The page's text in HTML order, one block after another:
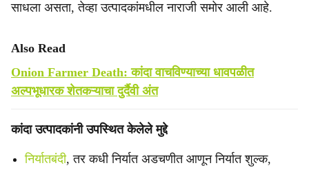
साधला असता, तेव्हा उत्पादकांमधील नाराजी समोर आली आहे.
Also Read
Onion Farmer Death: कांदा वाचविण्याच्या धावपळीत
अल्पभूधारक शेतकऱ्याचा दुर्दैवी अंत
कांदा उत्पादकांनी उपस्थित केलेले मुद्दे
निर्यातबंदी, तर कधी निर्यात अडचणीत आणून निर्यात शुल्क,